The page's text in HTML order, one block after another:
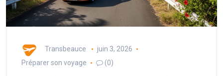
Transbeauce
juin 3, 2026
Préparer son voyage
(0)